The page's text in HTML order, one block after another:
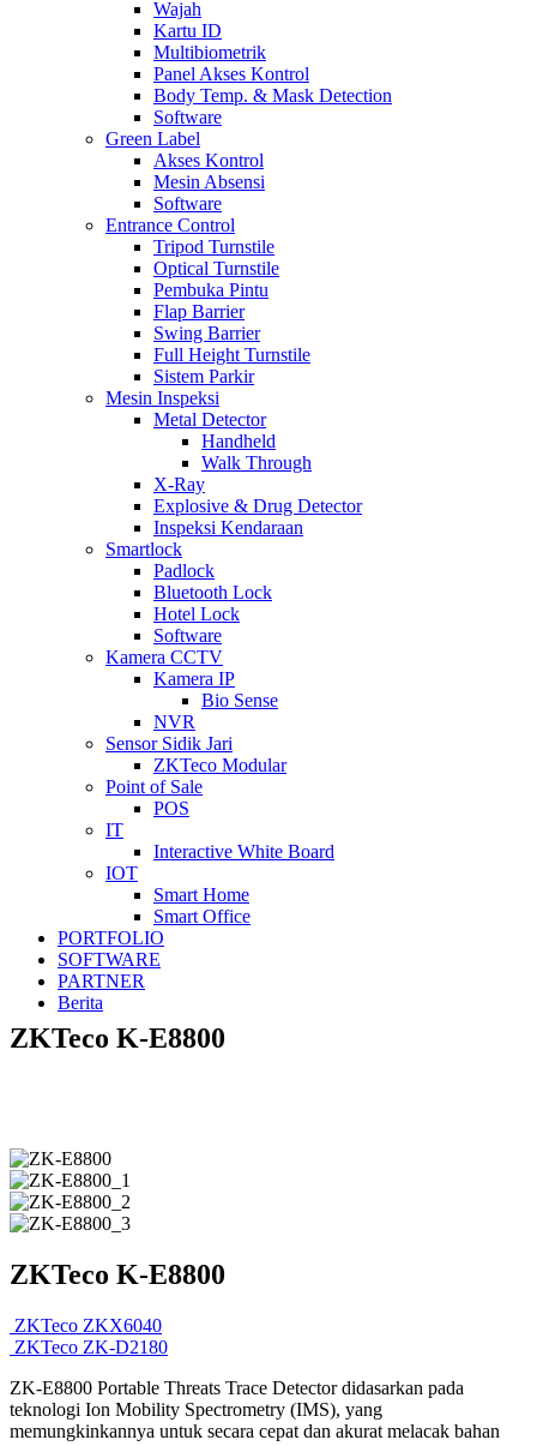
Wajah
Kartu ID
Multibiometrik
Panel Akses Kontrol
Body Temp. & Mask Detection
Software
Green Label
Akses Kontrol
Mesin Absensi
Software
Entrance Control
Tripod Turnstile
Optical Turnstile
Pembuka Pintu
Flap Barrier
Swing Barrier
Full Height Turnstile
Sistem Parkir
Mesin Inspeksi
Metal Detector
Handheld
Walk Through
X-Ray
Explosive & Drug Detector
Inspeksi Kendaraan
Smartlock
Padlock
Bluetooth Lock
Hotel Lock
Software
Kamera CCTV
Kamera IP
Bio Sense
NVR
Sensor Sidik Jari
ZKTeco Modular
Point of Sale
POS
IT
Interactive White Board
IOT
Smart Home
Smart Office
PORTFOLIO
SOFTWARE
PARTNER
Berita
ZKTeco K-E8800
ZKTeco K-E8800
ZKTeco ZKX6040
ZKTeco ZK-D2180
ZK-E8800 Portable Threats Trace Detector didasarkan pada
teknologi Ion Mobility Spectrometry (IMS), yang
memungkinkannya untuk secara cepat dan akurat melacak bahan